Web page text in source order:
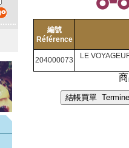
編號
Référence
204000073 LE